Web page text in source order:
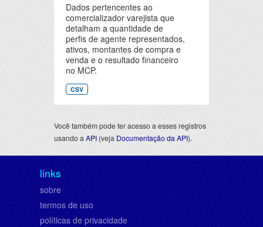
Dados pertencentes ao
comercializador varejista que
detalham a quantidade de
perfis de agente representados,
ativos, montantes de compra e
venda e o resultado financeiro
no MCP.
CSV
Você também pode ter acesso a esses registros
usando a API (veja Documentação da API).
links
sobre
termos de uso
políticas de privacidade